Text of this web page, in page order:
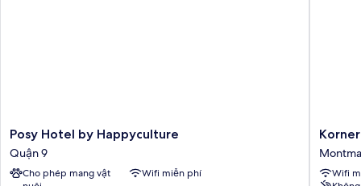
Posy
Hotel
by
Happyculture
Posy Hotel by Happyculture
Quận 9
Cho phép mang vật
Wifi miễn phí
Korner
Wifi